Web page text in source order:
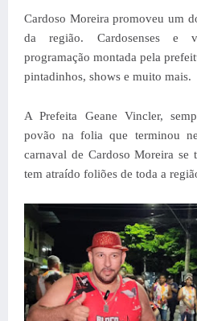
Cardoso Moreira promoveu um
da região. Cardosenses e
programação montada pela
pintadinhos, shows e muito mais.
A Prefeita Geane Vincler,
povão na folia que terminou
carnaval de Cardoso Moreira se
tem atraído foliões de toda a